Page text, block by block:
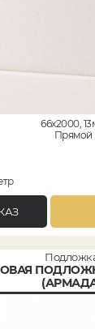
66x2000,
Прямой